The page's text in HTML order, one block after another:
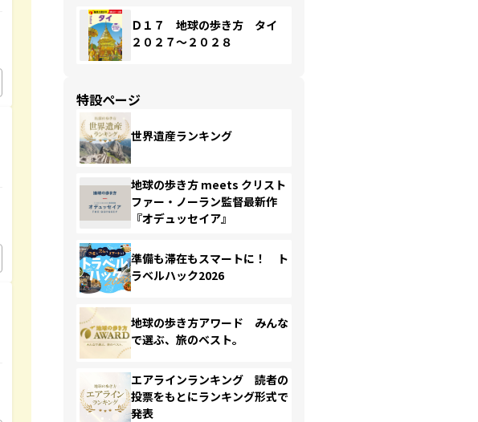
Ｄ１７ 地球の歩き方 タイ
２０２７～２０２８
特設ページ
世界遺産ランキング
地球の歩き方 meets クリスト
ファー・ノーラン監督最新作
『オデュッセイア』
準備も滞在もスマートに！ ト
ラベルハック2026
地球の歩き方アワード みんな
で選ぶ、旅のベスト。
エアラインランキング 読者の
投票をもとにランキング形式で
発表